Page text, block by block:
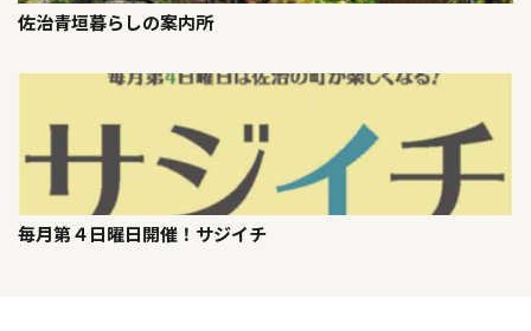
佐治青垣暮らしの案内所
毎月第４日曜日開催！サジイチ